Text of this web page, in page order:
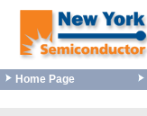
Home Page